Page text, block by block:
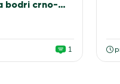
bodri crno-
1